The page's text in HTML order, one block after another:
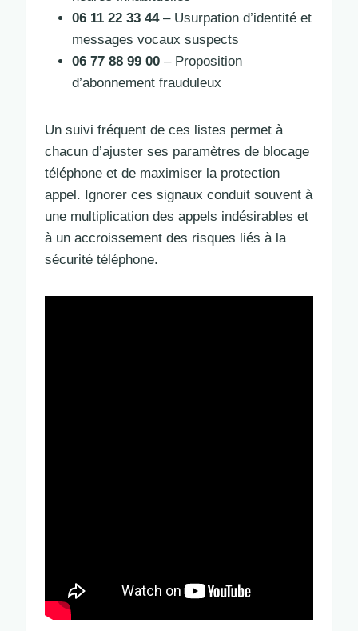
06 11 22 33 44– Usurpation d’identité et
messages vocaux suspects
06 77 88 99 00 – Proposition
d’abonnement frauduleux
Un suivi fréquent de ces listes permet à
chacun d’ajuster ses paramètres de blocage
téléphone et de maximiser la protection
appel. Ignorer ces signaux conduit souvent à
une multiplication des appels indésirables et
à un accroissement des risques liés à la
sécurité téléphone.